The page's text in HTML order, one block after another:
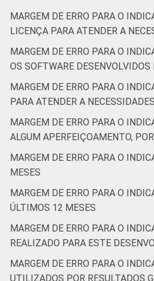
Atividades
profissionais,
técnicas;
Atividades
administrativas
e serviços
Informação e
Comunicação
Artes, cultura,
Outras
atividades de
serviços
MARGEM DE ERRO PARA O
LICENÇA PARA ATENDER A
MARGEM DE ERRO PARA O
OS SOFTWARE
MARGEM DE ERRO PARA O
PARA ATENDER A
MARGEM DE ERRO PARA O
ALGUM APERFEIÇOAMENTO,
MARGEM DE ERRO PARA O
MESES
MARGEM DE ERRO PARA O
ÚLTIMOS 12 MESES
MARGEM DE ERRO PARA O
REALIZADO PARA ESTE
MARGEM DE ERRO PARA O
UTILIZADOS POR RESULTADOS